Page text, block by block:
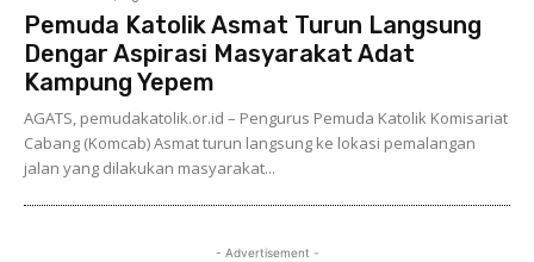
Pemuda Katolik Asmat Turun Langsung
Dengar Aspirasi Masyarakat Adat
Kampung Yepem
AGATS, pemudakatolik.or.id – Pengurus Pemuda Katolik Komisariat
Cabang (Komcab) Asmat turun langsung ke lokasi pemalangan
jalan yang dilakukan masyarakat...
- Advertisement -